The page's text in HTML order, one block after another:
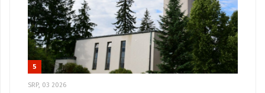
5
SRP, 03 2026